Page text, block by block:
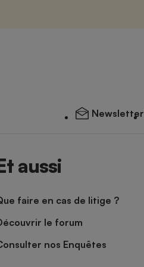
Newsletter
aussi
faire en cas de litige ?
le forum
nos Enquêtes